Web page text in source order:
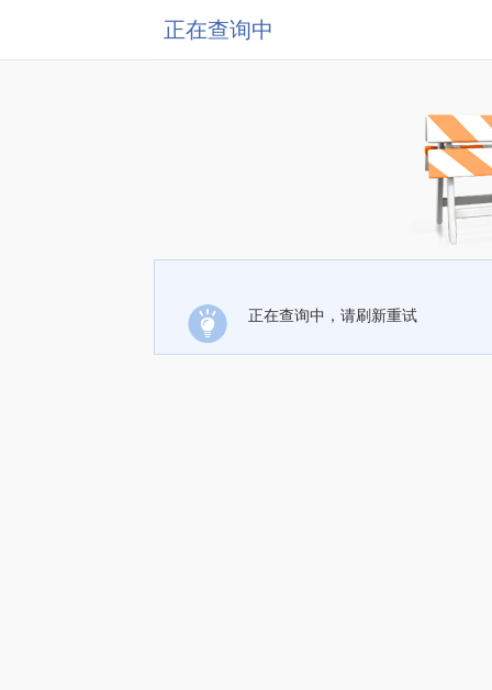
正在查询中
正在查询中，请刷新重试